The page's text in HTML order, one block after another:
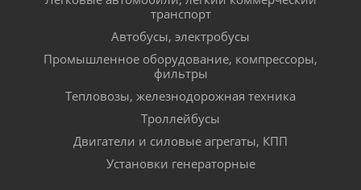
транспорт
Автобусы, электробусы
Промышленное оборудование, компрессоры,
фильтры
Тепловозы, железнодорожная техника
Троллейбусы
Двигатели и силовые агрегаты, КПП
Установки генераторные